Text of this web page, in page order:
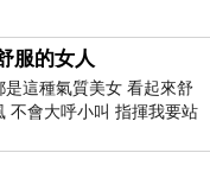
他希望故宮國寶
文化交流開啟新
故宮全銜爭
服的女人
這種氣質美女 看起來舒
不會大呼小叫 指揮我要站